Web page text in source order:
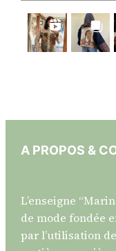
A PROPOS &
L’enseigne
de mode fondée
par l’utilisation